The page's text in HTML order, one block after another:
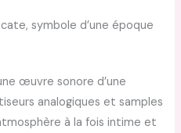
symbole d’une époque
œuvre sonore d’une
analogiques et samples
à la fois intime et